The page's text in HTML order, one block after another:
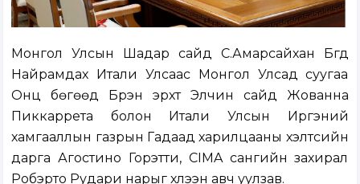
Монгол Улсын Шадар сайд С.Амарсайхан Бүгд
Найрамдах Итали Улсаас Монгол Улсад суугаа
Онц бөгөөд Бүрэн эрхт Элчин сайд Жованна
Пиккаррета болон Итали Улсын Иргэний
хамгааллын газрын Гадаад харилцааны хэлтсийн
дарга Агостино Горэтти, CIMA сангийн захирал
Робэрто Рудари нарыг хүлээн авч уулзав.